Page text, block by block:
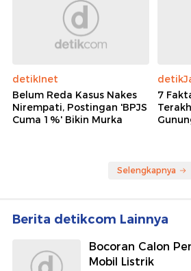
detikInet
Belum Reda Kasus Nakes
Nirempati, Postingan 'BPJS
Cuma 1%' Bikin Murka
7
Selengkapnya
Berita detikcom Lainnya
Bocoran Calon
Mobil Listrik